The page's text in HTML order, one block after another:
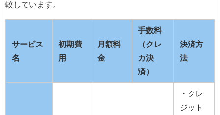
較しています。
サービス
名
初期費
用
月額料
金
手数料
（クレ
カ決
済）
決済方
法
・クレ
ジット